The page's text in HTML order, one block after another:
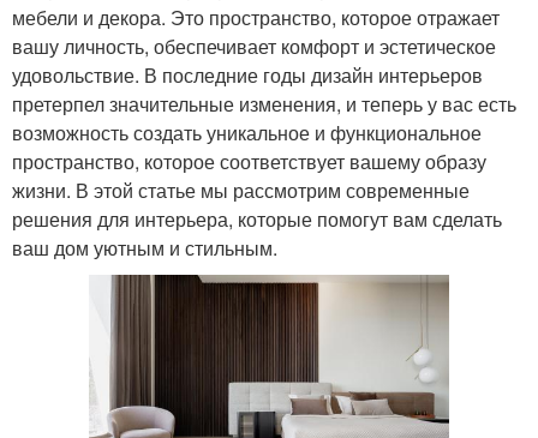
мебели и декора. Это пространство, которое отражает
вашу личность, обеспечивает комфорт и эстетическое
удовольствие. В последние годы дизайн интерьеров
претерпел значительные изменения, и теперь у вас есть
возможность создать уникальное и функциональное
пространство, которое соответствует вашему образу
жизни. В этой статье мы рассмотрим современные
решения для интерьера, которые помогут вам сделать
ваш дом уютным и стильным.